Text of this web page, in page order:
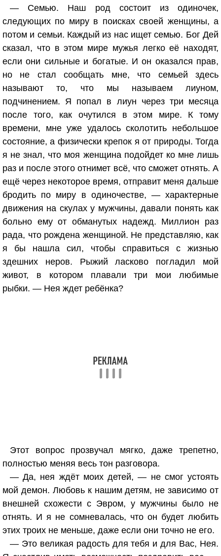
— Семью. Наш род состоит из одиночек,
следующих по миру в поисках своей женщины, а
потом и семьи. Каждый из нас ищет семью. Бог Дей
сказал, что в этом мире мужья легко её находят,
если они сильные и богатые. И он оказался прав,
но не стал сообщать мне, что семьей здесь
называют то, что мы называем лиуном,
подчинением. Я попал в лиун через три месяца
после того, как очутился в этом мире. К тому
времени, мне уже удалось сколотить небольшое
состояние, а физически крепок я от природы. Тогда
я не знал, что моя женщина подойдет ко мне лишь
раз и после этого отнимет всё, что сможет отнять. А
ещё через некоторое время, отправит меня дальше
бродить по миру в одиночестве, — характерные
движения на скулах у мужчины, давали понять как
больно ему от обманутых надежд. Миллион раз
рада, что рождена женщиной. Не представляю, как
я бы нашла сил, чтобы справиться с жизнью
здешних неров. Рыжий ласково погладил мой
живот, в котором плавали три мои любимые
рыбки. — Нея ждет ребёнка?
Этот вопрос прозвучал мягко, даже трепетно,
полностью меняя весь тон разговора.
— Да, нея ждёт моих детей, — не смог устоять
мой демон. Любовь к нашим детям, не зависимо от
внешней схожести с Эвром, у мужчины было не
отнять. И я не сомневалась, что он будет любить
этих троих не меньше, даже если они точно не его.
— Это великая радость для тебя и для Вас, Нея.